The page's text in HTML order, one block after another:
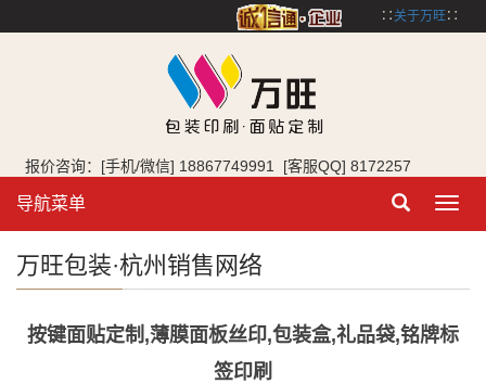
∷ 关于万旺∷
报价咨询：[手机/微信] 18867749991 [客服QQ] 8172257
导航菜单
万旺包装·杭州销售网络
按键面贴定制,薄膜面板丝印,包装盒,礼品袋,铭牌标
签印刷